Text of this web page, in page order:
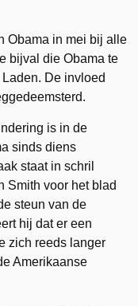
Obama in mei bij alle
bijval die Obama te
De invloed
is in de
sinds diens
staat in schril
Smith voor het blad
steun van de
hij dat er een
zich reeds langer
Amerikaanse